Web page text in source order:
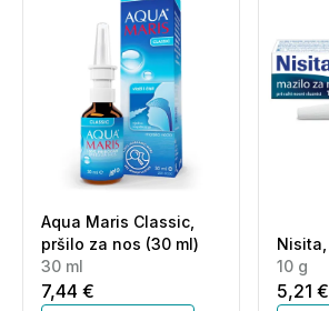
Aqua Maris Classic,
pršilo za nos (30 ml)
30 ml
7,44 €
Nisita,
10 g
5,21 €